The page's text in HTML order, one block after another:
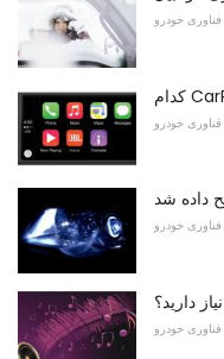
فناوری خودرو
فناوری خودرو
داده شد
فناوری خودرو
دارید؟
فناوری خودرو